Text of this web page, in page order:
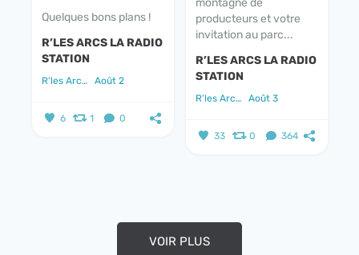
montagne de
producteurs et votre
invitation au parc...
R’LES ARCS LA RADIO
STATION
R’les Arcs la radio station Août 3
33 0 364
Quelques bons plans !
R’LES ARCS LA RADIO
STATION
R’les Arcs la radio station Août 2
6 1 0
VOIR PLUS